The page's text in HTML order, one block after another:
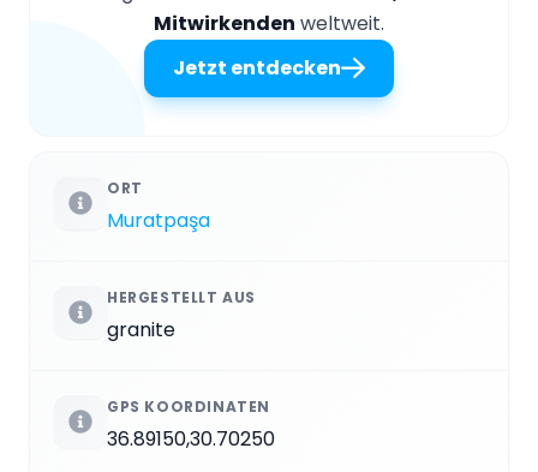
Mitwirkenden weltweit.
Jetzt entdecken
ORT
Muratpaşa
HERGESTELLT AUS
granite
GPS KOORDINATEN
36.89150,30.70250